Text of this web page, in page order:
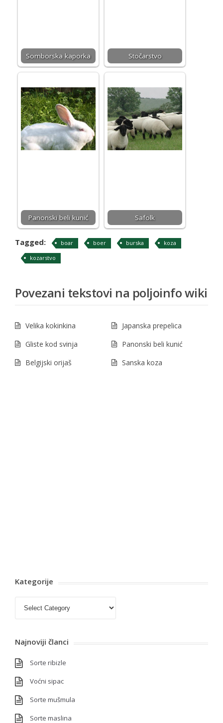
Somborska kaporka Stočarstvo
Panonski beli kunić Safolk
Tagged: boar boer burska
koza
kozarstvo
Povezani tekstovi na poljoinfo wiki
Velika kokinkina
Japanska prepelica
Gliste kod svinja
Panonski beli kunić
Belgijski orijaš
Sanska koza
Kategorije
Najnoviji članci
Sorte ribizle
Voćni sipac
Sorte mušmula
Sorte maslina